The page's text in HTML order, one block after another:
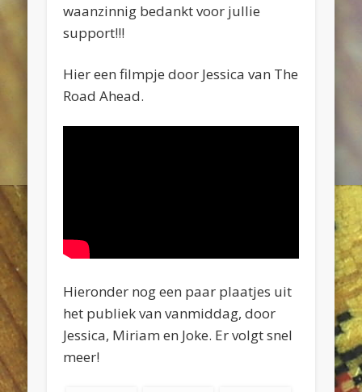
waanzinnig bedankt voor jullie
support!!!
Hier een filmpje door Jessica van The
Road Ahead.
Hieronder nog een paar plaatjes uit
het publiek van vanmiddag, door
Jessica, Miriam en Joke. Er volgt snel
meer!